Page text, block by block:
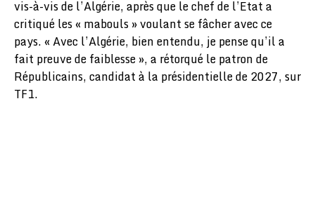
vis-à-vis de l’Algérie, après que le chef de l’Etat a
critiqué les « mabouls » voulant se fâcher avec ce
pays. « Avec l’Algérie, bien entendu, je pense qu’il a
fait preuve de faiblesse », a rétorqué le patron de
Républicains, candidat à la présidentielle de 2027, sur
TF1.